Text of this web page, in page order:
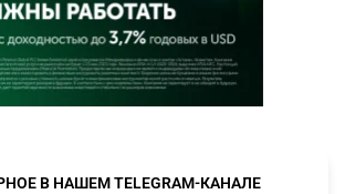
В НАШЕМ TELEGRAM-КАНАЛЕ